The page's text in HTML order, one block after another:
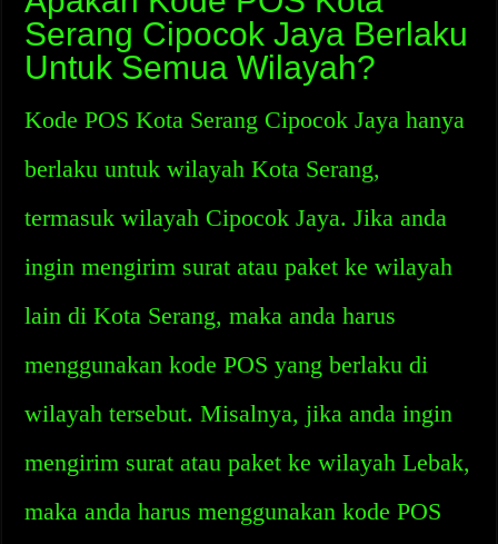
Serang Cipocok Jaya Berlaku
Untuk Semua Wilayah?
Kode POS Kota Serang Cipocok Jaya hanya
berlaku untuk wilayah Kota Serang,
termasuk wilayah Cipocok Jaya. Jika anda
ingin mengirim surat atau paket ke wilayah
lain di Kota Serang, maka anda harus
menggunakan kode POS yang berlaku di
wilayah tersebut. Misalnya, jika anda ingin
mengirim surat atau paket ke wilayah Lebak,
maka anda harus menggunakan kode POS